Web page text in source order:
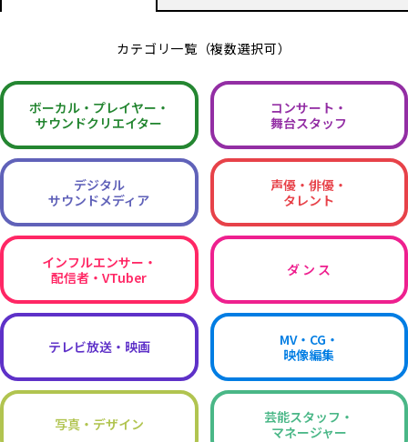
カテゴリ一覧（複数選択可）
ボーカル・ プレイヤー・
サウンドクリエイター
コンサート・
舞台スタッフ
デジタル
サウンドメディア
声優・俳優・
タレント
インフルエンサー・
配信者・VTuber
ダ ン ス
テレビ放送・映画
MV・CG・
映像編集
写真・デザイン
芸能スタッフ・
マネージャー